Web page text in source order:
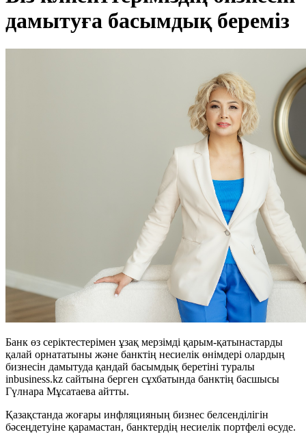
дамытуға басымдық береміз
Банк өз серіктестерімен ұзақ мерзімді қарым-қатынастарды
қалай орнататыны және банктің несиелік өнімдері олардың
бизнесін дамытуда қандай басымдық беретіні туралы
inbusiness.kz сайтына берген сұхбатында банктің басшысы
Гүлнара Мұсатаева айтты.
Қазақстанда жоғары инфляцияның бизнес белсенділігін
бәсеңдетуіне қарамастан, банктердің несиелік портфелі өсуде.